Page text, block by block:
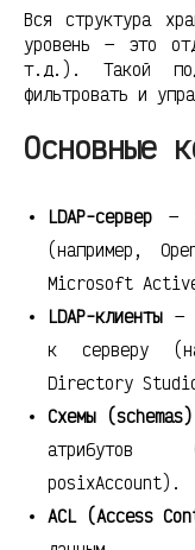
Вся структура
уровень — это
т.д.). Такой
фильтровать и
Основные
LDAP-сервер —
(например,
Microsoft
LDAP-клиенты—
к серверу
Directory
Схемы (schemas)
атрибутов
posixAccount).
ACL (Access